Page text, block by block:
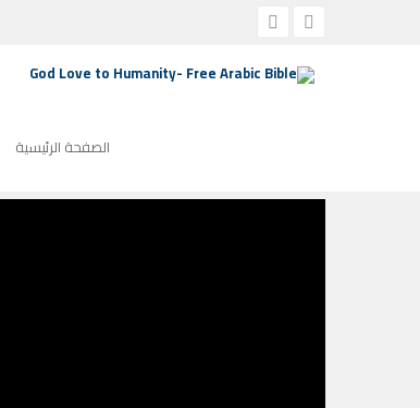
الصفحة الرئيسية
الصفحة الرئيسية برنامج رسالة من القلب MFH 1008 القس/ نبيل زيدان – يسوع القادر أن يعزي